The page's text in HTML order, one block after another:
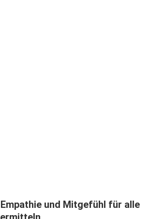
und Mitgefühl für alle